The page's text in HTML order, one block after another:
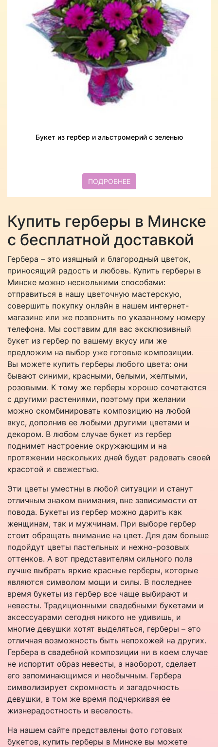
Букет из гербер и альстромерий с зеленью
ПОДРОБНЕЕ
Купить герберы в Минске
с бесплатной доставкой
Гербера – это изящный и благородный цветок,
приносящий радость и любовь. Купить герберы в
Минске можно несколькими способами:
отправиться в нашу цветочную мастерскую,
совершить покупку онлайн в нашем интернет-
магазине или же позвонить по указанному номеру
телефона. Мы составим для вас эксклюзивный
букет из гербер по вашему вкусу или же
предложим на выбор уже готовые композиции.
Вы можете купить герберы любого цвета: они
бывают синими, красными, белыми, желтыми,
розовыми. К тому же герберы хорошо сочетаются
с другими растениями, поэтому при желании
можно скомбинировать композицию на любой
вкус, дополнив ее любыми другими цветами и
декором. В любом случае букет из гербер
поднимет настроение окружающим и на
протяжении нескольких дней будет радовать своей
красотой и свежестью.
Эти цветы уместны в любой ситуации и станут
отличным знаком внимания, вне зависимости от
повода. Букеты из гербер можно дарить как
женщинам, так и мужчинам. При выборе гербер
стоит обращать внимание на цвет. Для дам больше
подойдут цветы пастельных и нежно-розовых
оттенков. А вот представителям сильного пола
лучше выбрать яркие красные герберы, которые
являются символом мощи и силы. В последнее
время букеты из гербер все чаще выбирают и
невесты. Традиционными свадебными букетами и
аксессуарами сегодня никого не удивишь, и
многие девушки хотят выделяться, герберы – это
отличная возможность быть непохожей на других.
Гербера в свадебной композиции ни в коем случае
не испортит образ невесты, а наоборот, сделает
его запоминающимся и необычным. Гербера
символизирует скромность и загадочность
девушки, в том же время подчеркивая ее
жизнерадостность и веселость.
На нашем сайте представлены фото готовых
букетов, купить герберы в Минске вы можете